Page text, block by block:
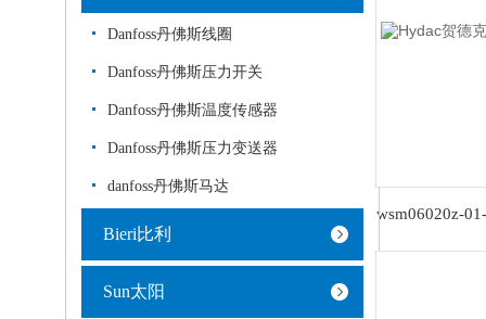
Danfoss丹佛斯线圈
Danfoss丹佛斯压力开关
Danfoss丹佛斯温度传感器
Danfoss丹佛斯压力变送器
danfoss丹佛斯马达
Bieri比利
Sun太阳